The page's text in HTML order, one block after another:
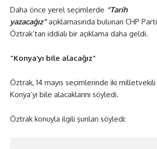
Daha önce yerel seçimlerde “Tarih
yazacağız”açıklamasında bulunan CHP
Öztrak’tan iddialı bir açıklama daha geldi.
“Konya’yı bile alacağız”
Öztrak, 14 mayıs seçimlerinde iki milletvekili
Konya’yı bile alacaklarını söyledi.
Öztrak konuyla ilgili şunları söyledi: